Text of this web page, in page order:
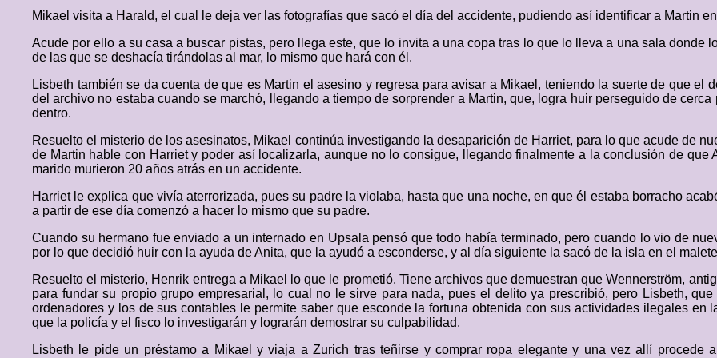
Mikael visita a Harald, el cual le deja ver las fotografías que sacó el día del accidente, pudiendo así identificar a Martin
Acude por ello a su casa a buscar pistas, pero llega este, que lo invita a una copa tras lo que lo lleva a una sala donde
de las que se deshacía tirándolas al mar, lo mismo que hará con él.
Lisbeth también se da cuenta de que es Martin el asesino y regresa para avisar a Mikael, teniendo la suerte de que el
del archivo no estaba cuando se marchó, llegando a tiempo de sorprender a Martin, que, logra huir perseguido de
dentro.
Resuelto el misterio de los asesinatos, Mikael continúa investigando la desaparición de Harriet, para lo que acude de
de Martin hable con Harriet y poder así localizarla, aunque no lo consigue, llegando finalmente a la conclusión de que
marido murieron 20 años atrás en un accidente.
Harriet le explica que vivía aterrorizada, pues su padre la violaba, hasta que una noche, en que él estaba borracho
a partir de ese día comenzó a hacer lo mismo que su padre.
Cuando su hermano fue enviado a un internado en Upsala pensó que todo había terminado, pero cuando lo vio de
por lo que decidió huir con la ayuda de Anita, que la ayudó a esconderse, y al día siguiente la sacó de la isla en el
Resuelto el misterio, Henrik entrega a Mikael lo que le prometió. Tiene archivos que demuestran que Wennerström,
para fundar su propio grupo empresarial, lo cual no le sirve para nada, pues el delito ya prescribió, pero Lisbeth,
ordenadores y los de sus contables le permite saber que esconde la fortuna obtenida con sus actividades ilegales
que la policía y el fisco lo investigarán y lograrán demostrar su culpabilidad.
Lisbeth le pide un préstamo a Mikael y viaja a Zurich tras teñirse y comprar ropa elegante y una vez allí